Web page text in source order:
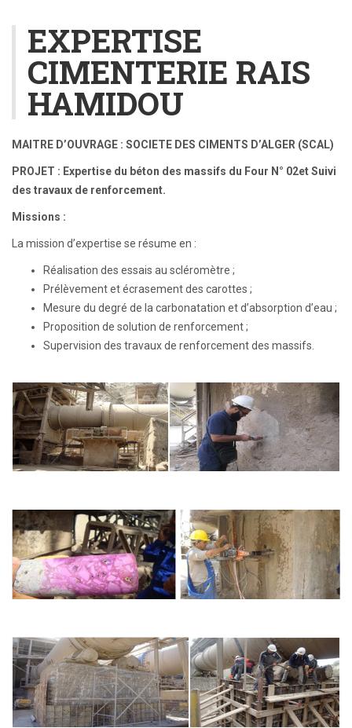
EXPERTISE
CIMENTERIE RAIS
HAMIDOU
MAITRE D’OUVRAGE : SOCIETE DES CIMENTS D’ALGER (SCAL)
PROJET : Expertise du béton des massifs du Four N° 02et Suivi
des travaux de renforcement.
Missions :
La mission d’expertise se résume en :
Réalisation des essais au scléromètre ;
Prélèvement et écrasement des carottes ;
Mesure du degré de la carbonatation et d’absorption d’eau ;
Proposition de solution de renforcement ;
Supervision des travaux de renforcement des massifs.